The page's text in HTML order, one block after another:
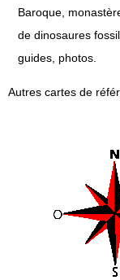
Baroque,
de dinosaures
guides, photos.
Autres cartes de